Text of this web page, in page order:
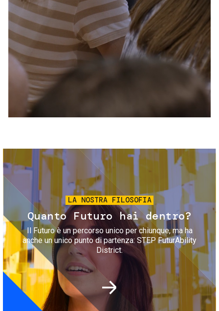
Servizi e accessibilità
Contatti
FAQ
Biglietti
Immagine
LA NOSTRA FILOSOFIA
Quanto Futuro hai dentro?
Il Futuro è un percorso unico per chiunque, ma ha
anche un unico punto di partenza: STEP FuturAbility
District.